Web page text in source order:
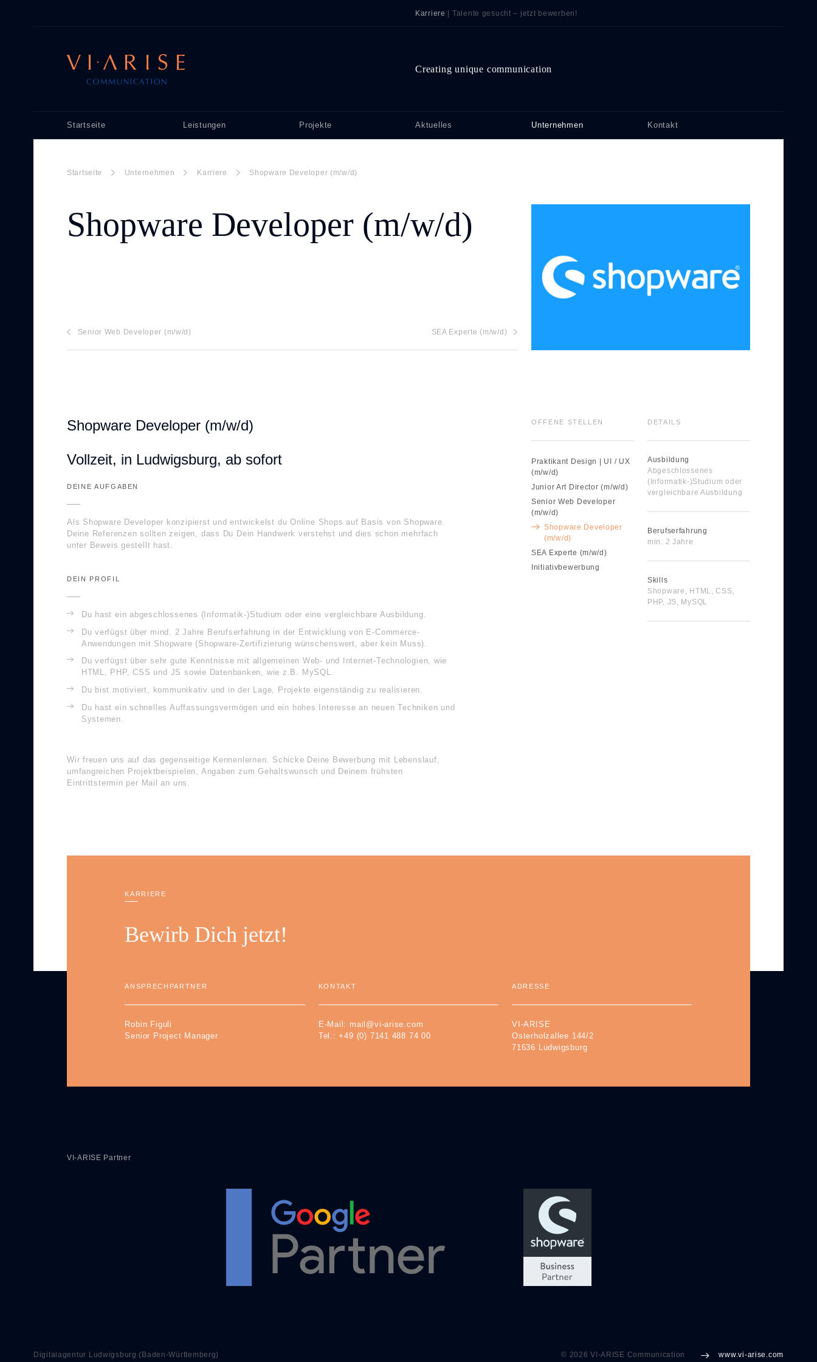
Karriere | Talente gesucht – jetzt bewerben!
Creating unique communication
Startseite Leistungen Projekte Aktuelles Unternehmen Kontakt
Startseite Unternehmen Karriere Shopware Developer (m/w/d)
Shopware Developer (m/w/d)
Senior Web Developer (m/w/d) SEA Experte (m/w/d)
Shopware Developer (m/w/d)
Vollzeit, in Ludwigsburg, ab sofort
DEINE AUFGABEN
Als Shopware Developer konzipierst und entwickelst du Online Shops auf Basis von Shopware.
Deine Referenzen sollten zeigen, dass Du Dein Handwerk verstehst und dies schon mehrfach
unter Beweis gestellt hast.
DEIN PROFIL
Du hast ein abgeschlossenes (Informatik-)Studium oder eine vergleichbare Ausbildung.
Du verfügst über mind. 2 Jahre Berufserfahrung in der Entwicklung von E-Commerce-
Anwendungen mit Shopware (Shopware-Zertifizierung wünschenswert, aber kein Muss).
Du verfügst über sehr gute Kenntnisse mit allgemeinen Web- und Internet-Technologien, wie
HTML, PHP, CSS und JS sowie Datenbanken, wie z.B. MySQL.
Du bist motiviert, kommunikativ und in der Lage, Projekte eigenständig zu realisieren.
Du hast ein schnelles Auffassungsvermögen und ein hohes Interesse an neuen Techniken und
Systemen.
Wir freuen uns auf das gegenseitige Kennenlernen. Schicke Deine Bewerbung mit Lebenslauf,
umfangreichen Projektbeispielen, Angaben zum Gehaltswunsch und Deinem frühsten
Eintrittstermin per Mail an uns.
OFFENE STELLEN
Praktikant Design | UI / UX
(m/w/d)
Junior Art Director (m/w/d)
Senior Web Developer
(m/w/d)
Shopware Developer
(m/w/d)
SEA Experte (m/w/d)
Initiativbewerbung
DETAILS
Ausbildung
Abgeschlossenes
(Informatik-)Studium oder
vergleichbare Ausbildung
Berufserfahrung
min. 2 Jahre
Skills
Shopware, HTML, CSS,
PHP, JS, MySQL
KARRIERE
Bewirb Dich jetzt!
ANSPRECHPARTNER
Robin Figuli
Senior Project Manager
KONTAKT
E-Mail: mail@vi-arise.com
Tel.:+49 (0) 7141 488 74 00
ADRESSE
VI-ARISE
Osterholzallee 144/2
71636 Ludwigsburg
VI-ARISE Partner
Digitalagentur Ludwigsburg (Baden-Württemberg) © 2026 VI-ARISE Communication www.vi-arise.com